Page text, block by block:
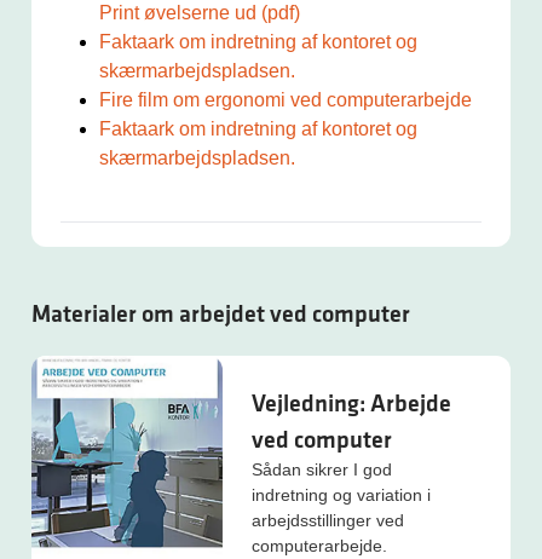
Print øvelserne ud (pdf)
Faktaark om indretning af kontoret og
skærmarbejdspladsen.
Fire film om ergonomi ved computerarbejde
Faktaark om indretning af kontoret og
skærmarbejdspladsen.
Materialer om arbejdet ved computer
Vejledning: Arbejde
ved computer
Sådan sikrer I god
indretning og variation i
arbejdsstillinger ved
computerarbejde.